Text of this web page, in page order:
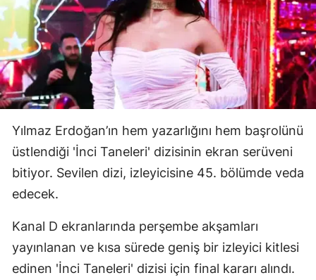
Burdur
Bursa
Çanakkale
Çankırı
Çorum
Denizli
Edirne
Elazığ
Yılmaz Erdoğan’ın hem yazarlığını hem başrolünü
üstlendiği 'İnci Taneleri' dizisinin ekran serüveni
bitiyor. Sevilen dizi, izleyicisine 45. bölümde veda
edecek.
Kanal D ekranlarında perşembe akşamları
yayınlanan ve kısa sürede geniş bir izleyici kitlesi
edinen 'İnci Taneleri' dizisi için final kararı alındı.